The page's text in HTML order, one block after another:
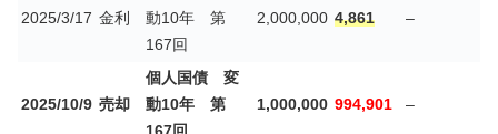
2025/3/17 金利
動10年 第
167回
2,000,000 4,861 –
2025/10/9 売却
個人国債 変
動10年 第
1,000,000 994,901 –